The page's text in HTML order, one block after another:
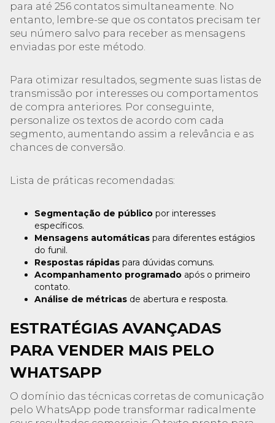
para até 256 contatos simultaneamente. No
entanto, lembre-se que os contatos precisam ter
seu número salvo para receber as mensagens
enviadas por este método.
Para otimizar resultados, segmente suas listas de
transmissão por interesses ou comportamentos
de compra anteriores. Por conseguinte,
personalize os textos de acordo com cada
segmento, aumentando assim a relevância e as
chances de conversão.
Lista de práticas recomendadas:
Segmentação de público por interesses
específicos.
Mensagens automáticas para diferentes estágios
do funil.
Respostas rápidas para dúvidas comuns.
Acompanhamento programado após o primeiro
contato.
Análise de métricas de abertura e resposta.
ESTRATÉGIAS AVANÇADAS
PARA VENDER MAIS PELO
WHATSAPP
O domínio das técnicas corretas de comunicação
pelo WhatsApp pode transformar radicalmente